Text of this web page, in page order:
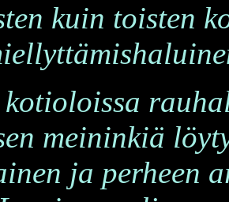
kuin toisten
meininkiä
ja perheen